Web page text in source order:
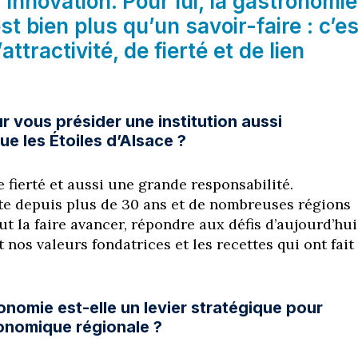
bien plus qu’un savoir-faire :
de fierté et de lien
vous présider une institution aussi
les Étoiles d’Alsace ?
fierté et aussi une grande responsabilité.
depuis plus de 30 ans et de nombreuses régions
la faire avancer, répondre aux défis d’aujourd’hui
nos valeurs fondatrices et les recettes qui ont fait
est-elle un levier stratégique pour
régionale ?